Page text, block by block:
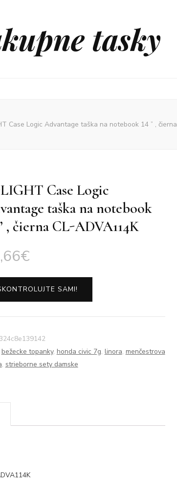
tasky
Case Logic Advantage taška na notebook 14 ” ,
Case Logic
taška na notebook
, čierna CL-ADVA114K
€
SAMI!
324c8e139142
bežecke topanky, honda civic 7g, linora, menčestrova
, strieborne sety damske